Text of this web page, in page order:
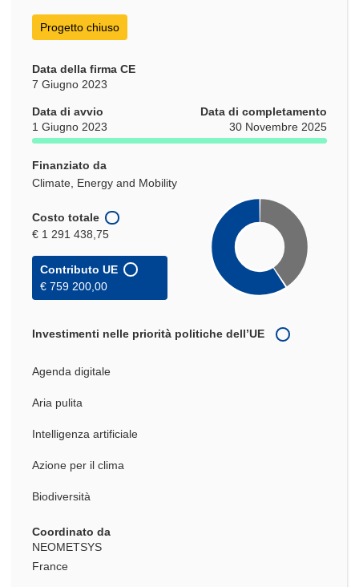
Progetto chiuso
Data della firma CE
7 Giugno 2023
Data di avvio
1 Giugno 2023
Data di completamento
30 Novembre 2025
Finanziato da
Climate, Energy and Mobility
Costo totale
€ 1 291 438,75
Contributo UE
€ 759 200,00
Investimenti nelle priorità politiche dell’UE
Agenda digitale
Aria pulita
Intelligenza artificiale
Azione per il clima
Biodiversità
Coordinato da
NEOMETSYS
France